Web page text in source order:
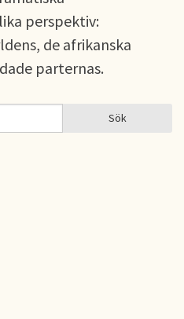
perspektiv:
de afrikanska
parternas.
Sök